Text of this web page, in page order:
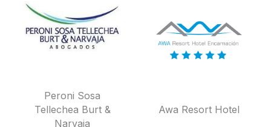
Peroni Sosa
Tellechea Burt &
Narvaja
Awa Resort Hotel